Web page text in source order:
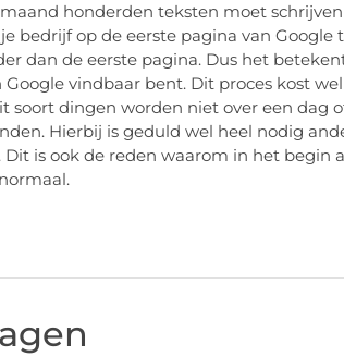
honderden teksten moet
bedrijf op de eerste pagina van Google
dan de eerste pagina. Dus het
vindbaar bent. Dit proces kost
dingen worden niet over een dag
Hierbij is geduld wel heel nodig
is ook de reden waarom in het begin